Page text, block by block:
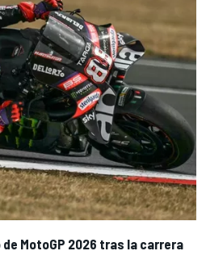
MotoGP 2026 tras la carrera